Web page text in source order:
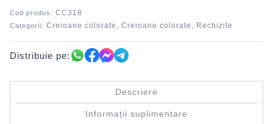
Cod produs: CC318
Categorii: Creioane colorate , Creioane colorate , Rechizite
Distribuie pe:
Descriere
Informații suplimentare